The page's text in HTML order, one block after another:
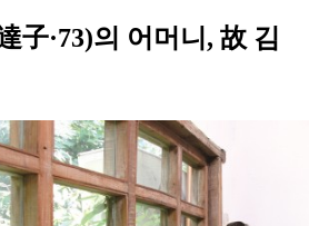
子·73)의 어머니, 故 김